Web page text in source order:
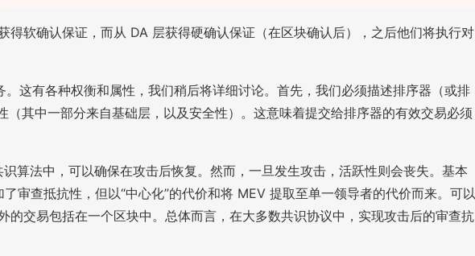
软确认保证，而从 DA 层获得硬确认保证（在区块确认后），之后他们将执行对
这有各种权衡和属性，我们稍后将详细讨论。首先，我们必须描述排序器（或排
其中一部分来自基础层，以及安全性）。这意味着提交给排序器的有效交易必须
法中，可以确保在攻击后恢复。然而，一旦发生攻击，活跃性则会丧失。基本
审查抵抗性，但以“中心化”的代价和将 MEV 提取至单一领导者的代价而来。可以
交易包括在一个区块中。总体而言，在大多数共识协议中，实现攻击后的审查抗